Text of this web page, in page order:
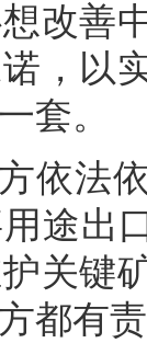
改善
，以
套。
依法
途出
关键
都有